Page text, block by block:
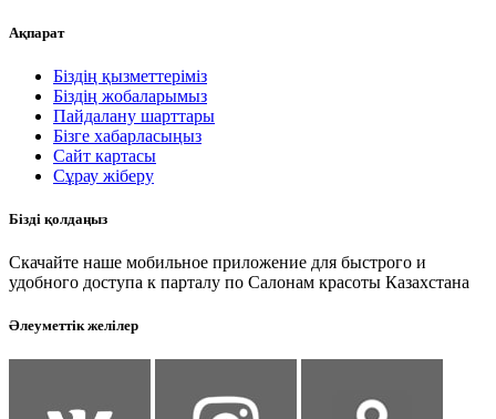
Ақпарат
Біздің қызметтеріміз
Біздің жобаларымыз
Пайдалану шарттары
Бізге хабарласыңыз
Сайт картасы
Сұрау жіберу
Бізді қолдаңыз
Скачайте наше мобильное приложение для быстрого и
удобного доступа к парталу по Салонам красоты Казахстана
Әлеуметтік желілер